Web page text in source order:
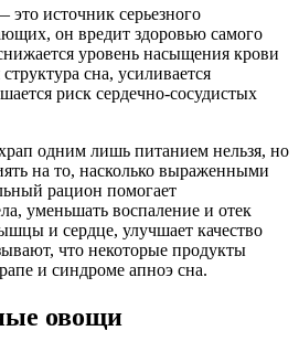
источник серьезного
он вредит здоровью самого
уровень насыщения крови
сна, усиливается
риск сердечно‑сосудистых
одним лишь питанием нельзя, но
на то, насколько выраженными
рацион помогает
уменьшать воспаление и отек
и сердце, улучшает качество
что некоторые продукты
и синдромe апноэ сна.
овощи